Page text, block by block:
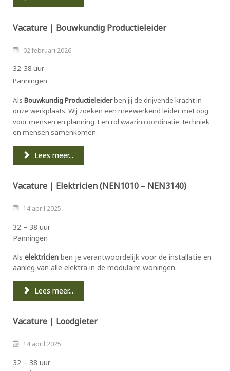
Vacature | Bouwkundig Productieleider
02 februari 2026
32-38 uur
Panningen
Als Bouwkundig Productieleiderben jij de drijvende kracht in
onze werkplaats. Wij zoeken een meewerkend leider met oog
voor mensen en planning. Een rol waarin coördinatie, techniek
en mensen samenkomen.
Lees meer...
Vacature | Elektricien (NEN1010 – NEN3140)
14 april 2025
32 – 38 uur
Panningen
Als elektricien ben je verantwoordelijk voor de installatie en
aanleg van alle elektra in de modulaire woningen.
Lees meer...
Vacature | Loodgieter
14 april 2025
32 – 38 uur